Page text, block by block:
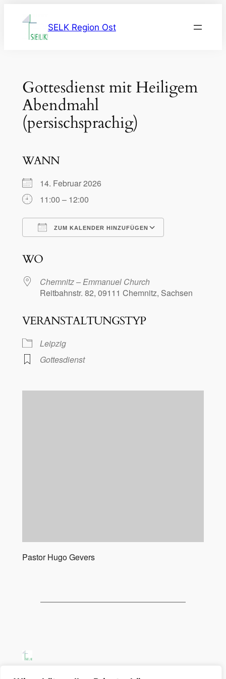
Inhalt
springen
SELK Region Ost
Gottesdienst mit Heiligem
Abendmahl
(persischsprachig)
WANN
14. Februar 2026
11:00 – 12:00
ZUM KALENDER HINZUFÜGEN
WO
Chemnitz – Emmanuel Church
Reitbahnstr. 82, 09111 Chemnitz, Sachsen
VERANSTALTUNGSTYP
Leipzig
Gottesdienst
Pastor Hugo Gevers